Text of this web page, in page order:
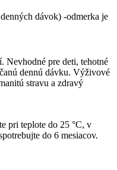
dávok) -odmerka je
Nevhodné pre deti, tehotné
dennú dávku. Výživové
stravu a zdravý
pri teplote do 25 °C, v
do 6 mesiacov.